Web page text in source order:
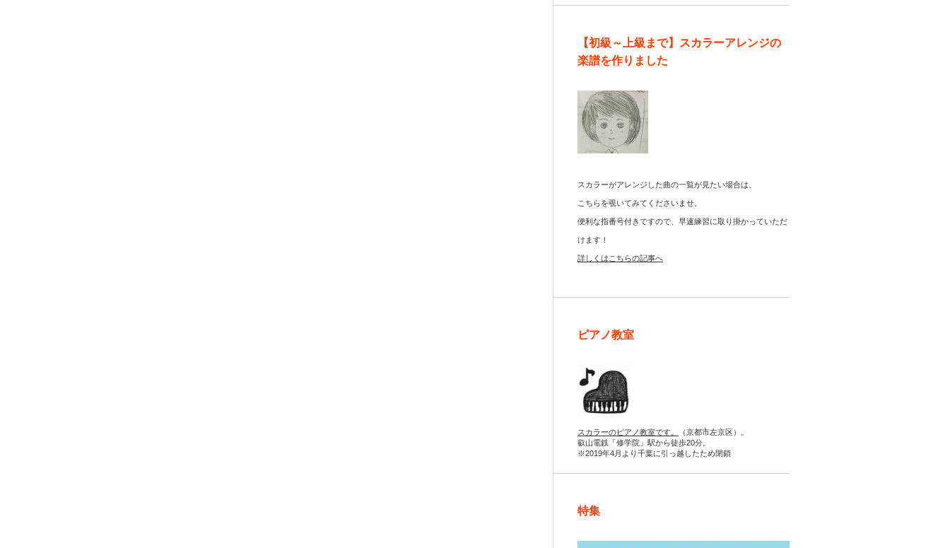
【初級～上級まで】スカラーアレンジの
楽譜を作りました
スカラーがアレンジした曲の一覧が見たい場合は、
こちらを覗いてみてくださいませ。
便利な指番号付きですので、早速練習に取り掛かっていただ
けます！
詳しくはこちらの記事へ
ピアノ教室
スカラーのピアノ教室です。
（京都市左京区）。
叡山電鉄「修学院」駅から徒歩20分。
※2019年4月より千葉に引っ越したため閉鎖
特集